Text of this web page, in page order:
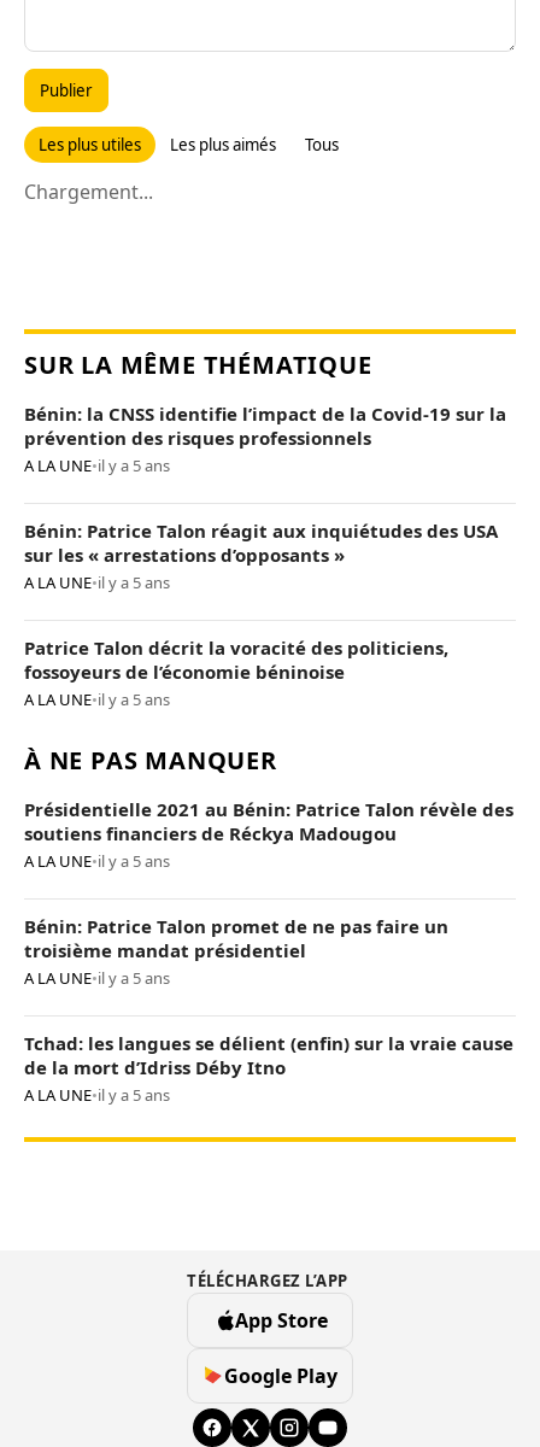
Publier
Les plus utiles Les plus aimés Tous
Chargement...
SUR LA MÊME THÉMATIQUE
Bénin: la CNSS identifie l’impact de la Covid-19 sur la
prévention des risques professionnels
A LA UNE•il y a 5 ans
Bénin: Patrice Talon réagit aux inquiétudes des USA
sur les « arrestations d’opposants »
A LA UNE•il y a 5 ans
Patrice Talon décrit la voracité des politiciens,
fossoyeurs de l’économie béninoise
A LA UNE•il y a 5 ans
À NE PAS MANQUER
Présidentielle 2021 au Bénin: Patrice Talon révèle des
soutiens financiers de Réckya Madougou
A LA UNE•il y a 5 ans
Bénin: Patrice Talon promet de ne pas faire un
troisième mandat présidentiel
A LA UNE•il y a 5 ans
Tchad: les langues se délient (enfin) sur la vraie cause
de la mort d’Idriss Déby Itno
A LA UNE•il y a 5 ans
TÉLÉCHARGEZ L’APP
App Store
Google Play